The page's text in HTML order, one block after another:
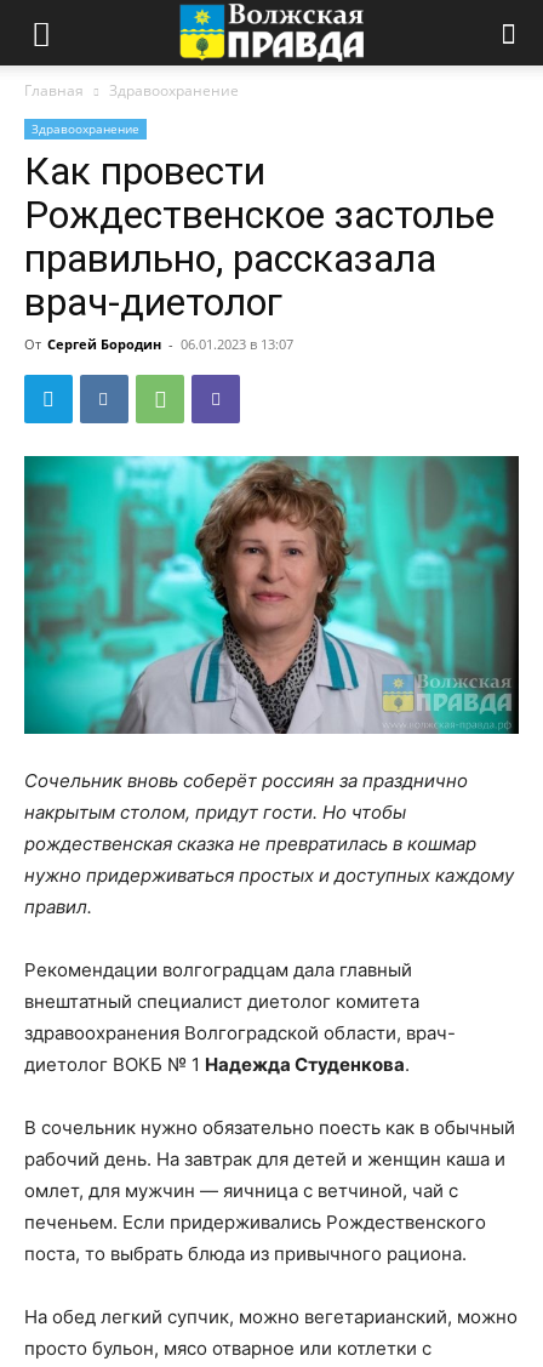
Главная Здравоохранение
Здравоохранение
Как провести
Рождественское застолье
правильно, рассказала
врач-диетолог
От Сергей Бородин - 06.01.2023 в 13:07
Сочельник вновь соберёт россиян за празднично
накрытым столом, придут гости. Но чтобы
рождественская сказка не превратилась в кошмар
нужно придерживаться простых и доступных каждому
правил.
Рекомендации волгоградцам дала главный
внештатный специалист диетолог комитета
здравоохранения Волгоградской области, врач-
диетолог ВОКБ № 1 Надежда Студенкова.
В сочельник нужно обязательно поесть как в обычный
рабочий день. На завтрак для детей и женщин каша и
омлет, для мужчин — яичница с ветчиной, чай с
печеньем. Если придерживались Рождественского
поста, то выбрать блюда из привычного рациона.
На обед легкий супчик, можно вегетарианский, можно
просто бульон, мясо отварное или котлетки с